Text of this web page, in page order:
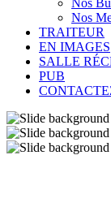
Nos
Nos
TRAITEUR
EN IMAGES
SALLE
PUB